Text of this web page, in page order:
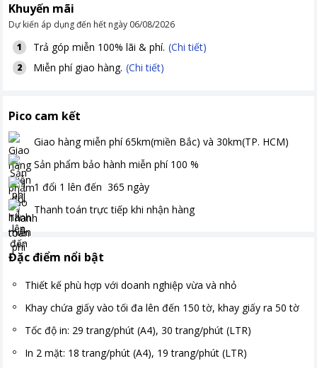
Khuyến mãi
Dự kiến áp dụng đến hết ngày 06/08/2026
1
Trả góp miễn 100% lãi & phí. (Chi tiết)
2 Miễn phí giao hàng. (Chi tiết)
Pico cam kết
Giao hàng miễn phí 65km(miền Bắc) và 30km(TP. HCM)
Sản phẩm bảo hành miễn phí 100 %
1 đổi 1 lên đến 365 ngày
Thanh toán trực tiếp khi nhận hàng
Đặc điểm nổi bật
Thiết kế phù hợp với doanh nghiệp vừa và nhỏ
Khay chứa giấy vào tối đa lên đến 150 tờ, khay giấy ra 50 tờ
Tốc độ in: 29 trang/phút (A4), 30 trang/phút (LTR)
In 2 mặt: 18 trang/phút (A4), 19 trang/phút (LTR)